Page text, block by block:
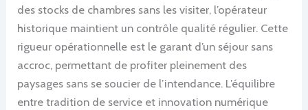
des stocks de chambres sans les visiter, l’opérateur
historique maintient un contrôle qualité régulier. Cette
rigueur opérationnelle est le garant d’un séjour sans
accroc, permettant de profiter pleinement des
paysages sans se soucier de l’intendance. L’équilibre
entre tradition de service et innovation numérique